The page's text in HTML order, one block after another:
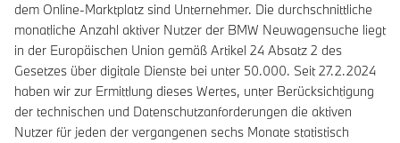
dem Online-Marktplatz sind Unternehmer. Die durchschnittliche
monatliche Anzahl aktiver Nutzer der BMW Neuwagensuche liegt
in der Europäischen Union gemäß Artikel 24 Absatz 2 des
Gesetzes über digitale Dienste bei unter 50.000. Seit 27.2.2024
haben wir zur Ermittlung dieses Wertes, unter Berücksichtigung
der technischen und Datenschutzanforderungen die aktiven
Nutzer für jeden der vergangenen sechs Monate statistisch